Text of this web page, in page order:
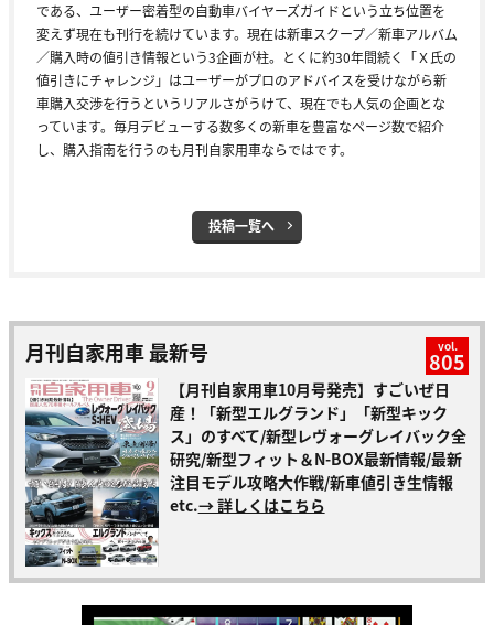
である、ユーザー密着型の自動車バイヤーズガイドという立ち位置を
変えず現在も刊行を続けています。現在は新車スクープ／新車アルバム
／購入時の値引き情報という3企画が柱。とくに約30年間続く「Ｘ氏の
値引きにチャレンジ」はユーザーがプロのアドバイスを受けながら新
車購入交渉を行うというリアルさがうけて、現在でも人気の企画とな
っています。毎月デビューする数多くの新車を豊富なページ数で紹介
し、購入指南を行うのも月刊自家用車ならではです。
投稿一覧へ
月刊自家用車 最新号 vol.
805
【月刊自家用車10月号発売】すごいぜ日
産！「新型エルグランド」「新型キック
ス」のすべて/新型レヴォーグレイバック全
研究/新型フィット＆N-BOX最新情報/最新
注目モデル攻略大作戦/新車値引き生情報
etc.→ 詳しくはこちら